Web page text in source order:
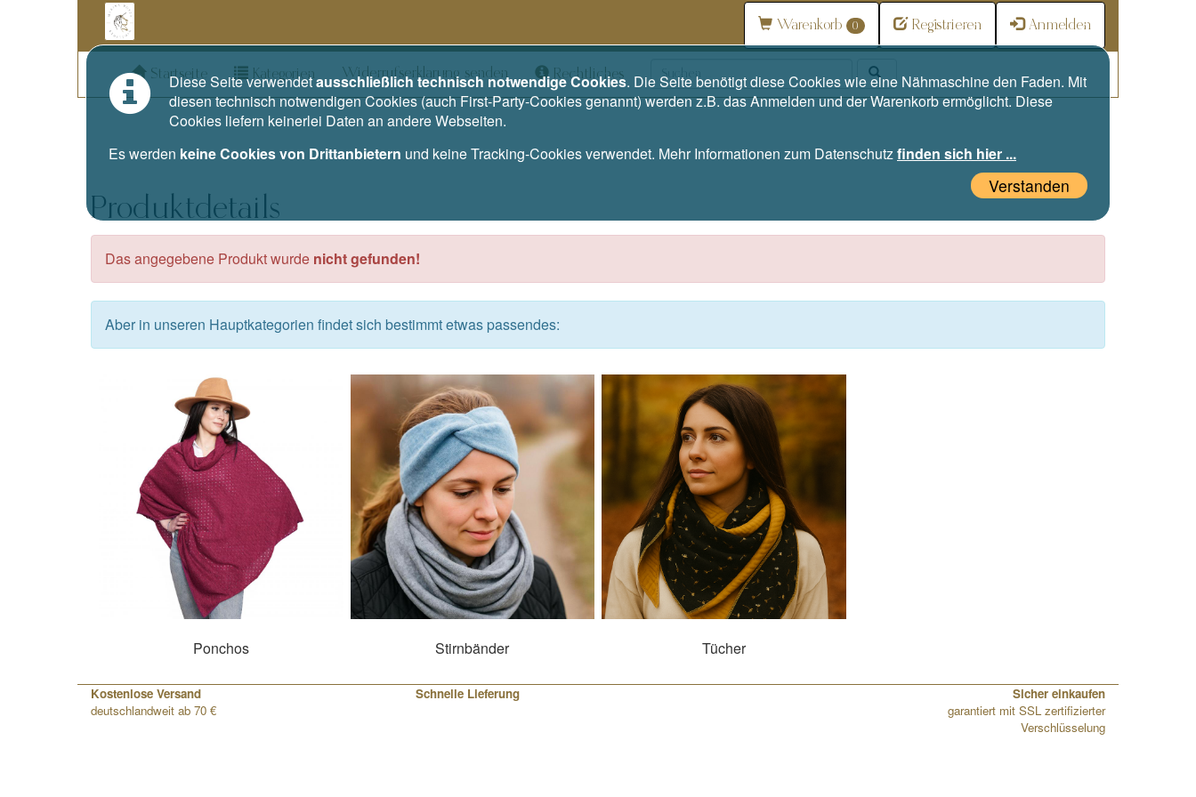
Warenkorb 0 Registrieren Anmelden
Startseite Kategorien Widerrufserklärung senden Rechtliches
Produktdetails
Das angegebene Produkt wurde nicht gefunden!
Aber in unseren Hauptkategorien findet sich bestimmt etwas passendes:
Ponchos Stirnbänder Tücher
Kostenlose Versand
deutschlandweit ab 70 €
Schnelle Lieferung
Sicher einkaufen
garantiert mit SSL zertifizierter
Verschlüsselung
Diese Seite verwendetausschließlich technisch notwendige Cookies. Die Seite benötigt diese Cookies wie eine Nähmaschine den Faden. Mit
diesen technisch notwendigen Cookies (auch First-Party-Cookies genannt) werden z.B. das Anmelden und der Warenkorb ermöglicht. Diese
Cookies liefern keinerlei Daten an andere Webseiten.
Es werden keine Cookies von Drittanbietern und keine Tracking-Cookies verwendet. Mehr Informationen zum Datenschutzfinden sich hier ...
Verstanden